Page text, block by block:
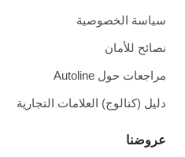
سياسة الخصوصية
نصائح للأمان
مراجعات حول Autoline
دليل (كتالوج) العلامات التجارية
عروضنا